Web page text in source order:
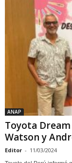
ANAP
Toyota Dream
Watson y
Editor - 11/03/2024